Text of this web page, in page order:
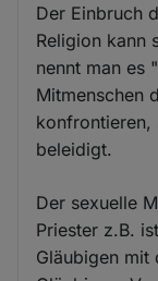
Der Einbruch
Religion kann
nennt man es
Mitmenschen
konfrontieren,
beleidigt.
Der sexuelle
Priester z.B.
Gläubigen mit